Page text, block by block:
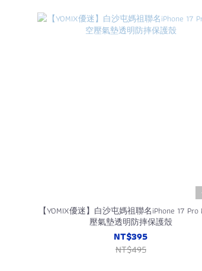
【YOMIX優迷】白沙屯媽祖聯名iPhone 17 Pro
壓氣墊透明防摔保護殼
NT$395
NT$495